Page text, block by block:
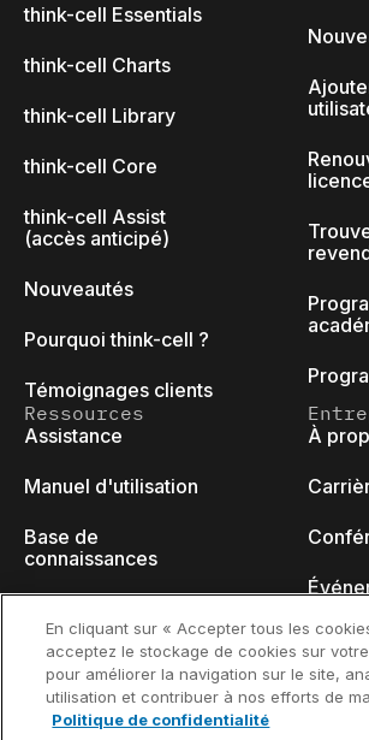
think-cell Essentials
think-cell Charts
think-cell Library
think-cell Core
think-cell Assist
(accès anticipé)
Nouveautés
Pourquoi think-cell ?
Témoignages clients
Ressources
Assistance
Manuel d'utilisation
Base de
connaissances
Tutoriels vidéo
Centre de contenu
À
Blog
Nous
En cliquant sur « Accepter tous les
acceptez le stockage de cookies sur
pour améliorer la navigation sur le site,
utilisation et contribuer à nos efforts de
Politique de confidentialité